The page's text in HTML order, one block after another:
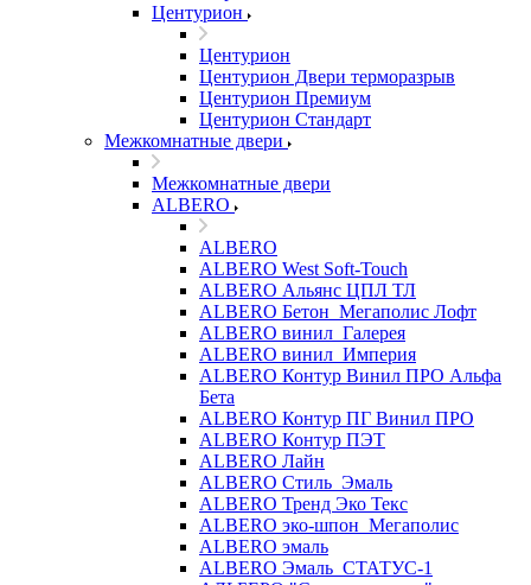
Центурион
Центурион
Центурион Двери терморазрыв
Центурион Премиум
Центурион Стандарт
Межкомнатные двери
Межкомнатные двери
ALBERO
ALBERO
ALBERO West Soft-Touch
ALBERO Альянс ЦПЛ ТЛ
ALBERO Бетон_Мегаполис Лофт
ALBERO винил_Галерея
ALBERO винил_Империя
ALBERO Контур Винил ПРО Альфа
Бета
ALBERO Контур ПГ Винил ПРО
ALBERO Контур ПЭТ
ALBERO Лайн
ALBERO Стиль_Эмаль
ALBERO Тренд Эко Текс
ALBERO эко-шпон_Мегаполис
ALBERO эмаль
ALBERO Эмаль_СТАТУС-1